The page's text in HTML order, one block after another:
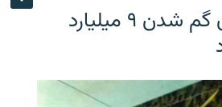
بانک مرکزی ایران گم شدن ۹ میلیارد